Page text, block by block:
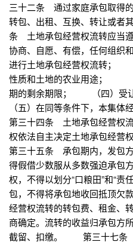
三十二条 通过家庭承包取得
转包、出租、互换、转让或
条 土地承包经营权流转应
协商、自愿、有偿，任何组织
进行土地承包经营权流转；
性质和土地的农业用途； （
期的剩余期限； （四）受
（五）在同等条件下，本集
第三十四条 土地承包经营权
权依法自主决定土地承包经
第三十五条 承包期内，发包
得假借少数服从多数强迫承包
权，不得以划分“口粮田”和“责
包，不得将承包地收回抵
经营权流转的转包费、租金、
商确定。流转的收益归承包方
截留、扣缴。 第三十七条